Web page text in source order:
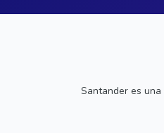
Santander es